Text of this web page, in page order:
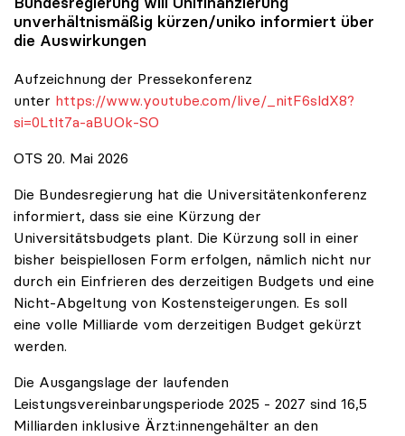
unverhältnismäßig kürzen/uniko informiert über
die Auswirkungen
Aufzeichnung der Pressekonferenz
unter https://www.youtube.com/live/_nitF6sldX8?
si=0Ltlt7a-aBUOk-SO
OTS 20. Mai 2026
Die Bundesregierung hat die Universitätenkonferenz
informiert, dass sie eine Kürzung der
Universitätsbudgets plant. Die Kürzung soll in einer
bisher beispiellosen Form erfolgen, nämlich nicht nur
durch ein Einfrieren des derzeitigen Budgets und eine
Nicht-Abgeltung von Kostensteigerungen. Es soll
eine volle Milliarde vom derzeitigen Budget gekürzt
werden.
Die Ausgangslage der laufenden
Leistungsvereinbarungsperiode 2025 - 2027 sind 16,5
Milliarden inklusive Ärzt:innengehälter an den